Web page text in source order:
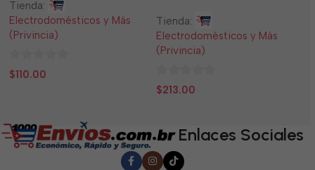
Tienda:
Electrodomésticos y Más
(Privincia)
0
$110.00
Tienda:
Electrodomésticos y Más
(Privincia)
0
$213.00
Enlaces Sociales